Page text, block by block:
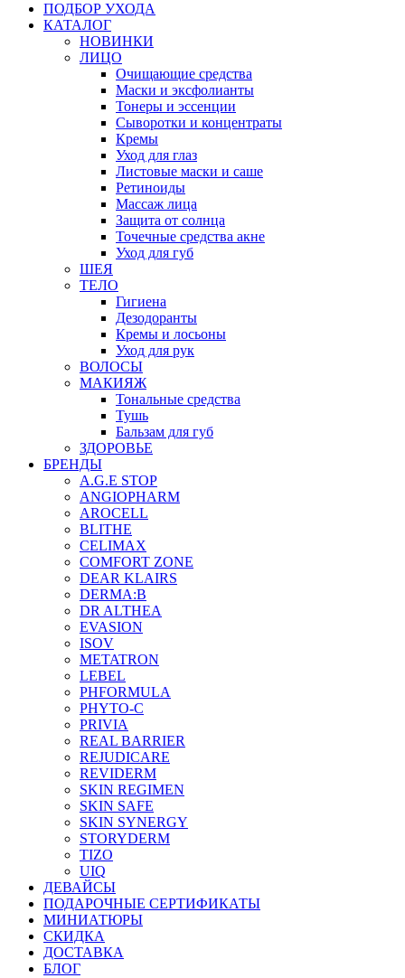
ПОДБОР УХОДА
КАТАЛОГ
НОВИНКИ
ЛИЦО
Очищающие средства
Маски и эксфолианты
Тонеры и эссенции
Сыворотки и концентраты
Кремы
Уход для глаз
Листовые маски и саше
Ретиноиды
Массаж лица
Защита от солнца
Точечные средства акне
Уход для губ
ШЕЯ
ТЕЛО
Гигиена
Дезодоранты
Кремы и лосьоны
Уход для рук
ВОЛОСЫ
МАКИЯЖ
Тональные средства
Тушь
Бальзам для губ
ЗДОРОВЬЕ
БРЕНДЫ
A.G.E STOP
ANGIOPHARM
AROCELL
BLITHE
CELIMAX
COMFORT ZONE
DEAR KLAIRS
DERMA:B
DR ALTHEA
EVASION
ISOV
METATRON
LEBEL
PHFORMULA
PHYTO-C
PRIVIA
REAL BARRIER
REJUDICARE
REVIDERM
SKIN REGIMEN
SKIN SAFE
SKIN SYNERGY
STORYDERM
TIZO
UIQ
ДЕВАЙСЫ
ПОДАРОЧНЫЕ СЕРТИФИКАТЫ
МИНИАТЮРЫ
СКИДКА
ДОСТАВКА
БЛОГ